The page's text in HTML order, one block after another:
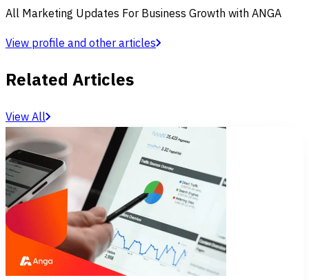
All Marketing Updates For Business Growth with ANGA
View profile and other articles
Related Articles
View All